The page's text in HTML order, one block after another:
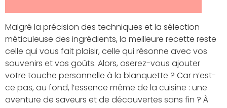
Malgré la précision des techniques et la sélection
méticuleuse des ingrédients, la meilleure recette reste
celle qui vous fait plaisir, celle qui résonne avec vos
souvenirs et vos goûts. Alors, oserez-vous ajouter
votre touche personnelle à la blanquette ? Car n’est-
ce pas, au fond, l’essence même de la cuisine : une
aventure de saveurs et de découvertes sans fin ? À